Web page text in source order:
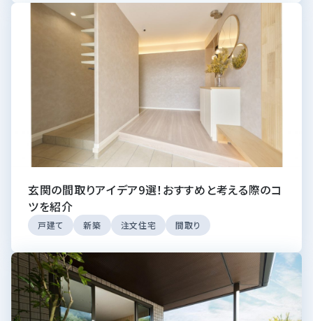
玄関の間取りアイデア9選！おすすめと考える際のコ
ツを紹介
戸建て 新築 注文住宅 間取り